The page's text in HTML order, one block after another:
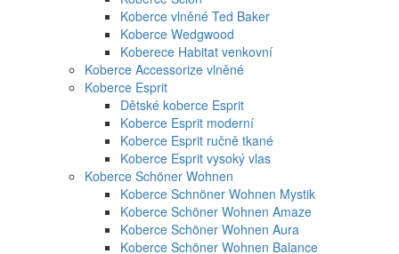
Koberce vlněné Ted Baker
Koberce Wedgwood
Koberece Habitat venkovní
Koberce Accessorize vlněné
Koberce Esprit
Dětské koberce Esprit
Koberce Esprit moderní
Koberce Esprit ručně tkané
Koberce Esprit vysoký vlas
Koberce Schöner Wohnen
Koberce Schnöner Wohnen Mystik
Koberce Schöner Wohnen Amaze
Koberce Schöner Wohnen Aura
Koberce Schöner Wohnen Balance